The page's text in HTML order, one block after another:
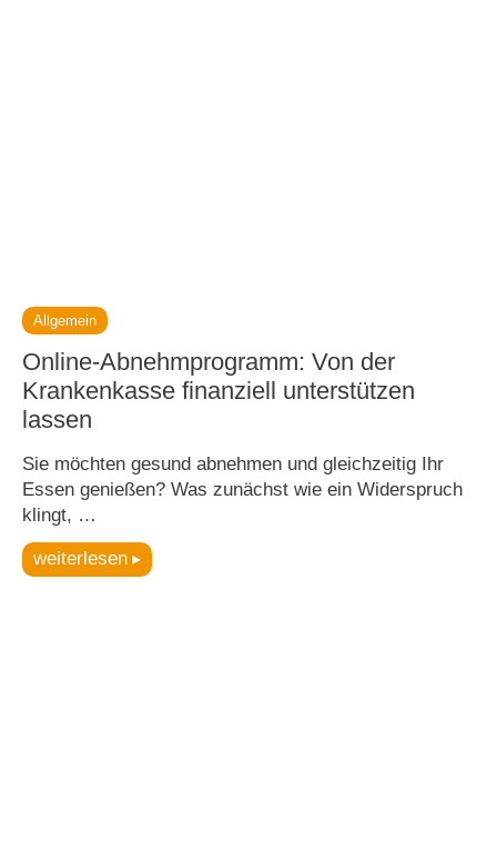
Allgemein
Online-Abnehmprogramm: Von der
Krankenkasse finanziell unterstützen
lassen
Sie möchten gesund abnehmen und gleichzeitig Ihr
Essen genießen? Was zunächst wie ein Widerspruch
klingt, …
weiterlesen